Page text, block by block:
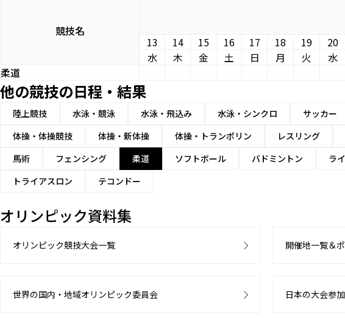
競技名
13
14 15 16 17 18 19 20
水
木 金 土 日 月 火 水
柔道
他の競技の日程・結果
陸上競技 水泳・競泳 水泳・飛込み 水泳・シンクロ サッカー
体操・体操競技
体操・新体操 体操・トランポリン レスリング
馬術
フェンシング 柔道 ソフトボール バドミントン ラ
トライアスロン
テコンドー
オリンピック資料集
オリンピック競技大会一覧 開催地一覧＆
世界の国内・地域オリンピック委員会 日本の大会参